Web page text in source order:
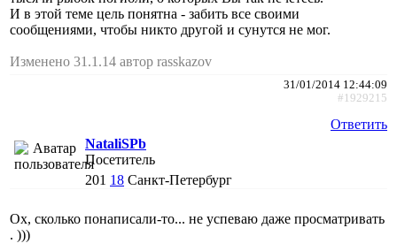
И в этой теме цель понятна - забить все своими
сообщениями, чтобы никто другой и сунутся не мог.
Изменено 31.1.14 автор rasskazov
31/01/2014 12:44:09
#1929215
Ответить
NataliSPb
Посетитель
201 18 Санкт-Петербург
Ох, сколько понаписали-то... не успеваю даже просматривать
. )))